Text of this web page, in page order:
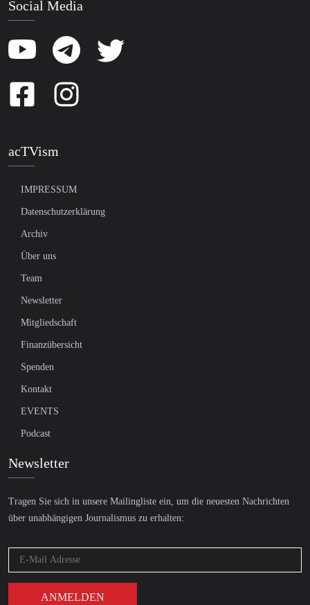
Social Media
acTVism
IMPRESSUM
Datenschutzerklärung
Archiv
Über uns
Team
Newsletter
Mitgliedschaft
Finanzübersicht
Spenden
Kontakt
EVENTS
Podcast
Newsletter
Tragen Sie sich in unsere Mailingliste ein, um die neuesten Nachrichten
über unabhängigen Journalismus zu erhalten: